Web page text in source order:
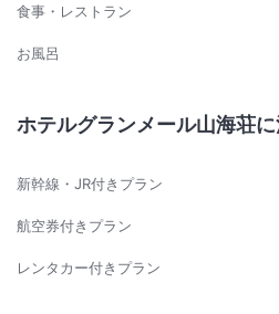
食事・レストラン
お風呂
ホテルグランメール山海荘
新幹線・JR付きプラン
航空券付きプラン
レンタカー付きプラン